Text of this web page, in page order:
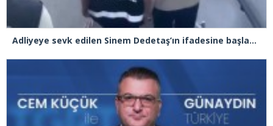
Adliyeye sevk edilen Sinem Dedetaş’ın ifadesine başlandı